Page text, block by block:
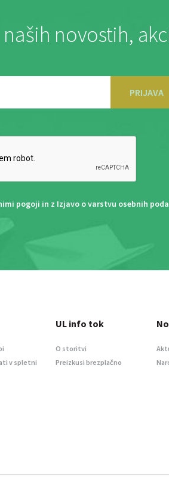
naših novostih,
PRIJAVA
pogoji in z Izjavo o varstvu osebnih
v spletni
UL info tok
O storitvi
Preizkusi brezplačno